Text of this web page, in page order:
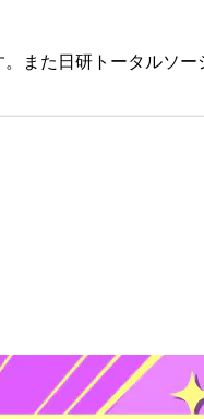
また日研トータルソー